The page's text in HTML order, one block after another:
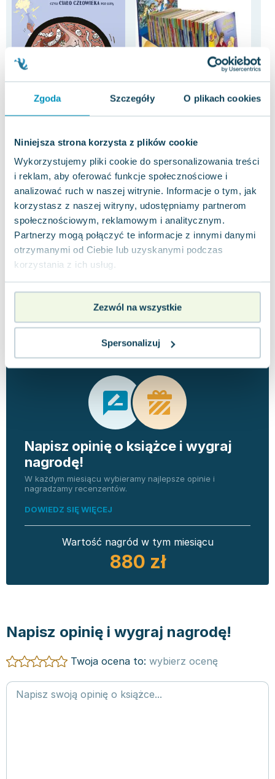
Zgoda Szczegóły O plikach cookies
Niniejsza strona korzysta z plików cookie
Wykorzystujemy pliki cookie do spersonalizowania treści
i reklam, aby oferować funkcje społecznościowe i
analizować ruch w naszej witrynie. Informacje o tym, jak
korzystasz z naszej witryny, udostępniamy partnerom
społecznościowym, reklamowym i analitycznym.
Partnerzy mogą połączyć te informacje z innymi danymi
otrzymanymi od Ciebie lub uzyskanymi podczas
korzystania z ich usług.
Zezwól na wszystkie
Spersonalizuj
-65%
Adam Mirek
Miękka Pakujemy jutro
15.86 zł dobry
Do koszyka
Miękka
Używana
29.35 zł dobry
Do koszyka
Opinie
0.0 0 ocen i 0
Napisz opinię o książce i wygraj
nagrodę!
W każdym miesiącu wybieramy najlepsze opinie i
nagradzamy recenzentów.
DOWIEDZ SIĘ WIĘCEJ
Wartość nagród w tym miesiącu
880 zł
Napisz opinię i wygraj nagrodę!
Twoja ocena to: wybierz ocenę